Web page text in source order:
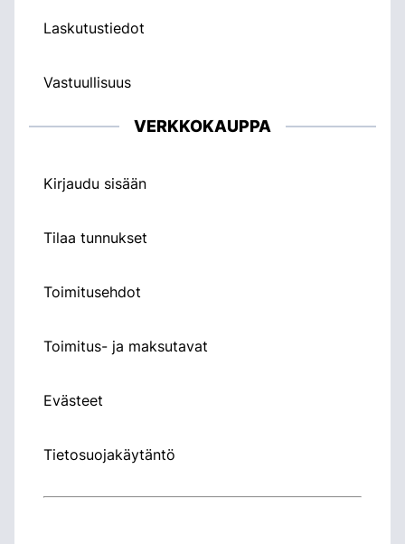
Laskutustiedot
Vastuullisuus
VERKKOKAUPPA
Kirjaudu sisään
Tilaa tunnukset
Toimitusehdot
Toimitus- ja maksutavat
Evästeet
Tietosuojakäytäntö